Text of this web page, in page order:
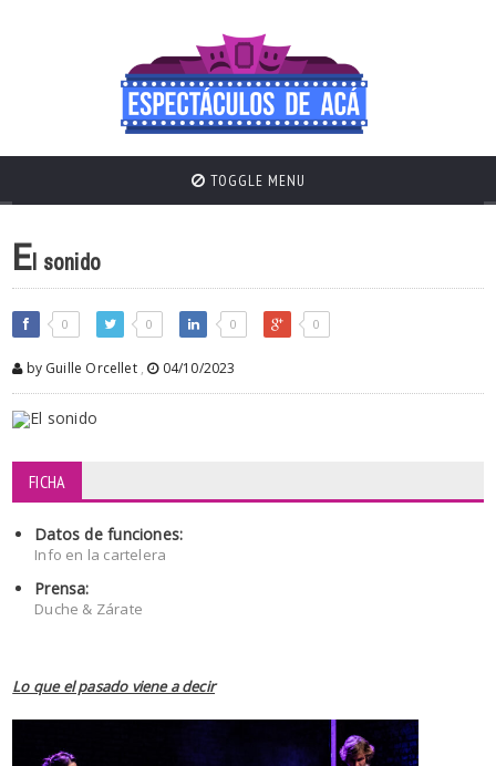
TOGGLE MENU
El sonido
0 0 0 0
by Guille Orcellet , 04/10/2023
FICHA
Datos de funciones:
Info en la cartelera
Prensa:
Duche & Zárate
Lo que el pasado viene a decir